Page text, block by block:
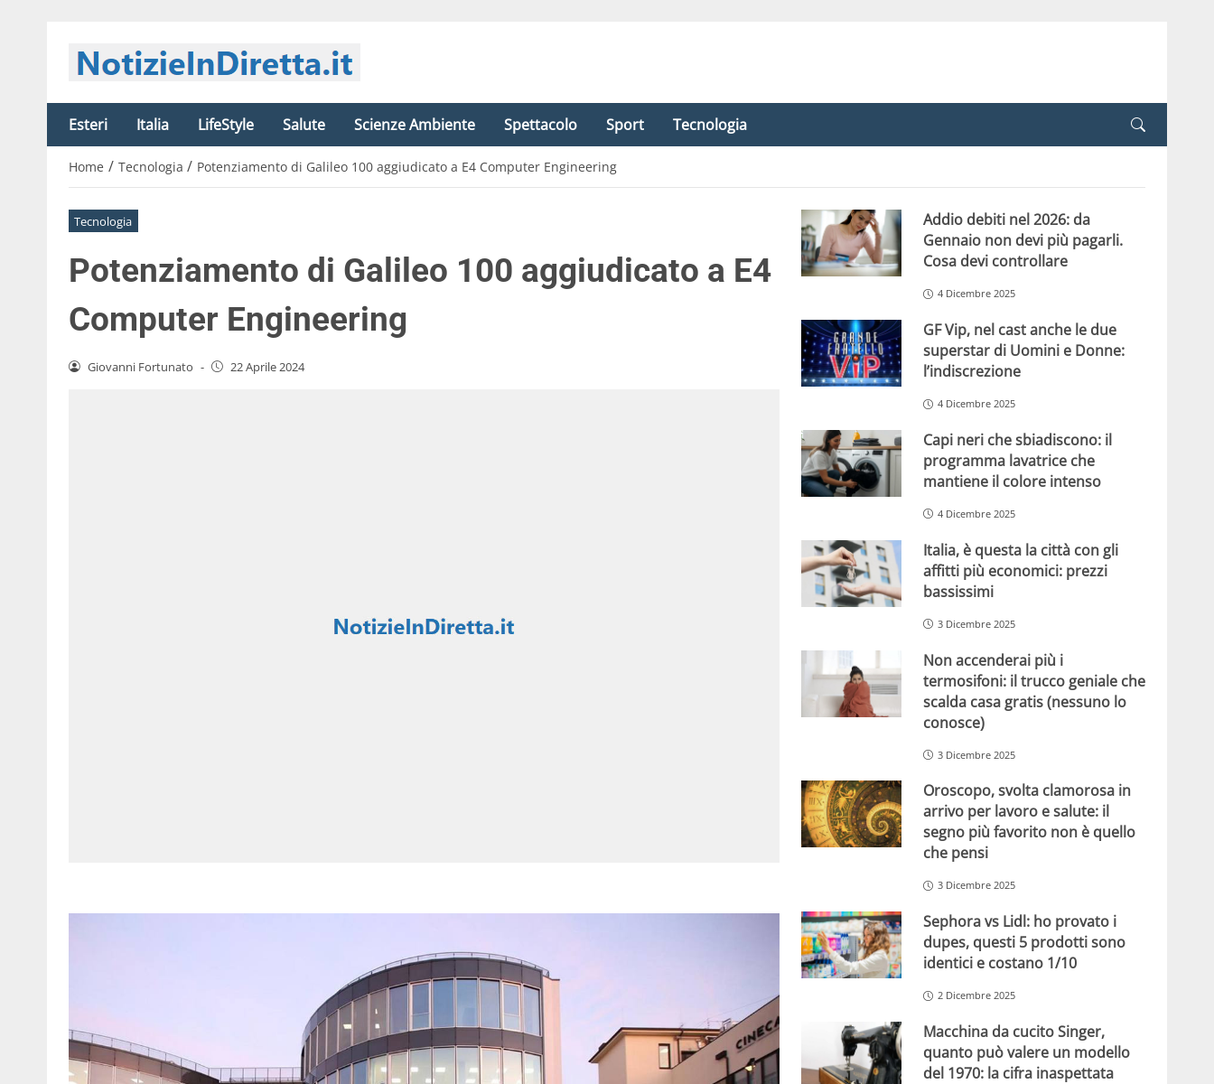
Esteri Italia LifeStyle Salute Scienze Ambiente Spettacolo Sport Tecnologia
Home / Tecnologia / Potenziamento di Galileo 100 aggiudicato a E4 Computer Engineering
Tecnologia
Potenziamento di Galileo 100 aggiudicato a E4
Computer Engineering
Giovanni Fortunato - 22 Aprile 2024
Addio debiti nel 2026: da
Gennaio non devi più pagarli.
Cosa devi controllare
4 Dicembre 2025
GF Vip, nel cast anche le due
superstar di Uomini e Donne:
l’indiscrezione
4 Dicembre 2025
Capi neri che sbiadiscono: il
programma lavatrice che
mantiene il colore intenso
4 Dicembre 2025
Italia, è questa la città con gli
affitti più economici: prezzi
bassissimi
3 Dicembre 2025
Non accenderai più i
termosifoni: il trucco geniale che
scalda casa gratis (nessuno lo
conosce)
3 Dicembre 2025
Oroscopo, svolta clamorosa in
arrivo per lavoro e salute: il
segno più favorito non è quello
che pensi
3 Dicembre 2025
Sephora vs Lidl: ho provato i
dupes, questi 5 prodotti sono
identici e costano 1/10
2 Dicembre 2025
Macchina da cucito Singer,
quanto può valere un modello
del 1970: la cifra inaspettata